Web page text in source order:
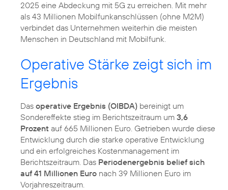
2025 eine Abdeckung mit 5G zu erreichen. Mit mehr
als 43 Millionen Mobilfunkanschlüssen (ohne M2M)
verbindet das Unternehmen weiterhin die meisten
Menschen in Deutschland mit Mobilfunk.
Operative Stärke zeigt sich im
Ergebnis
Das operative Ergebnis (OIBDA) bereinigt um
Sondereffekte stieg im Berichtszeitraum um 3,6
Prozent auf 665 Millionen Euro. Getrieben wurde diese
Entwicklung durch die starke operative Entwicklung
und ein erfolgreiches Kostenmanagement im
Berichtszeitraum. Das Periodenergebnis belief sich
auf 41 Millionen Euro nach 39 Millionen Euro im
Vorjahreszeitraum.